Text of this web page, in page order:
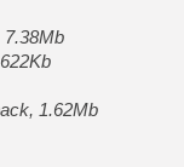
7.38Mb
1.62Mb